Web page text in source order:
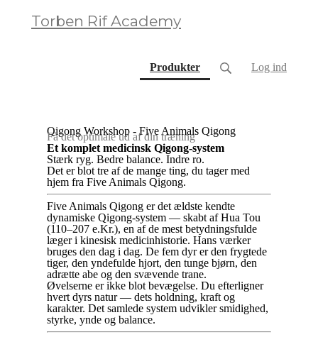
Torben Rif Academy
Produkter(current) Log ind
Qigong Workshop - Five Animals Qigong
Få det optimale ud af din træning
Et komplet medicinsk Qigong-system
Stærk ryg. Bedre balance. Indre ro.
Det er blot tre af de mange ting, du tager med
hjem fra Five Animals Qigong.
Five Animals Qigong er det ældste kendte
dynamiske Qigong-system — skabt af Hua Tou
(110–207 e.Kr.), en af de mest betydningsfulde
læger i kinesisk medicinhistorie. Hans værker
bruges den dag i dag. De fem dyr er den frygtede
tiger, den yndefulde hjort, den tunge bjørn, den
adrætte abe og den svævende trane.
Øvelserne er ikke blot bevægelse. Du efterligner
hvert dyrs natur — dets holdning, kraft og
karakter. Det samlede system udvikler smidighed,
styrke, ynde og balance.